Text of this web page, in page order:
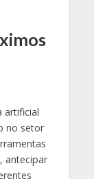
artificial
no setor
antecipar